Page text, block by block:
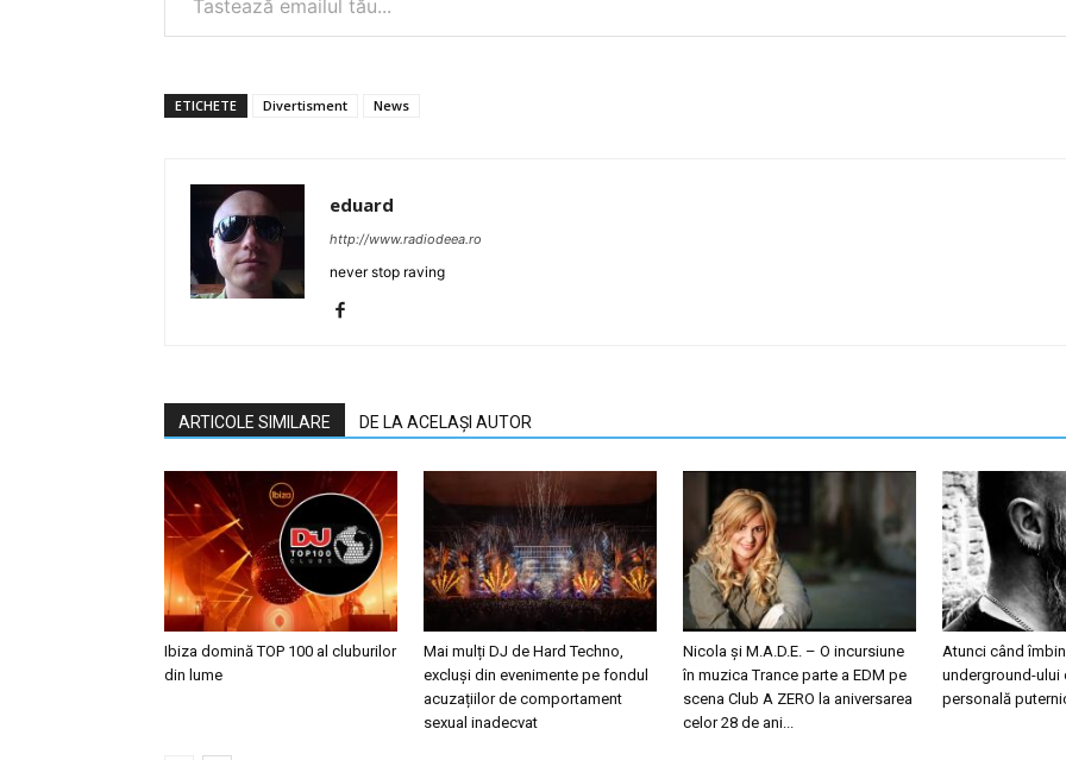
ETICHETE Divertisment News
eduard
http://www.radiodeea.ro
never stop raving
ARTICOLE SIMILARE DE LA ACELAȘI AUTOR
Ibiza domină TOP 100 al cluburilor
din lume
Mai mulți DJ de Hard Techno,
excluși din evenimente pe fondul
acuzațiilor de comportament
sexual inadecvat
Nicola și M.A.D.E. – O incursiune
în muzica Trance parte a EDM pe
scena Club A ZERO la aniversarea
celor 28 de ani...
Atunci când
underground-ului
personală